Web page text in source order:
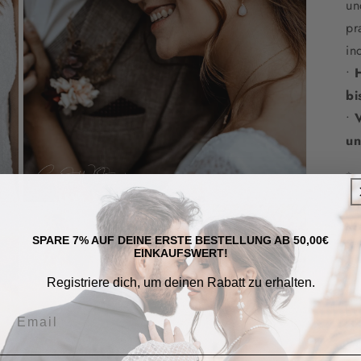
Modal
•
•
SPARE 7% AUF DEINE ERSTE BESTELLUNG AB 50,00€
EINKAUFSWERT!
Registriere dich, um deinen Rabatt zu erhalten.